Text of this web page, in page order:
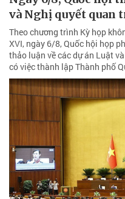
và Nghị quyết quan
Theo chương trình Kỳ họp
XVI, ngày 6/8, Quốc hội họp
thảo luận về các dự án Luật
có việc thành lập Thành phố